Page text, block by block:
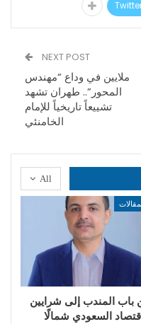
NEXT POST
ملايين في وداع “مهندس
المحور”.. طهران تشهد
تشييعاً تاريخياً للإمام
الخامنئي
All
باب المندب إلى شرايين
السعودي شمالًا